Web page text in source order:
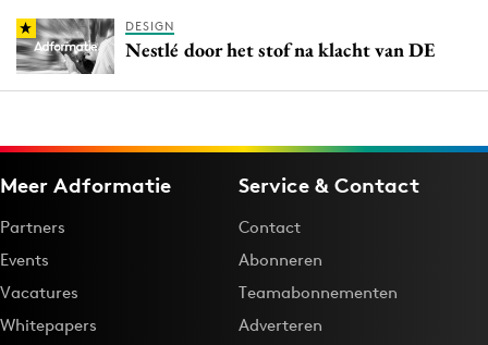
DESIGN
Nestlé door het stof na klacht van DE
Meer Adformatie
Partners
Events
Vacatures
Whitepapers
Service & Contact
Contact
Abonneren
Teamabonnementen
Adverteren